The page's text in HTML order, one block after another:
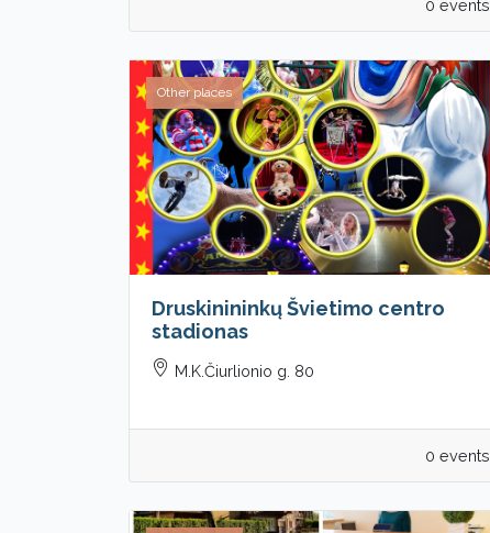
0 events
Other places
Druskinininkų Švietimo centro
stadionas
M.K.Čiurlionio g. 80
0 events